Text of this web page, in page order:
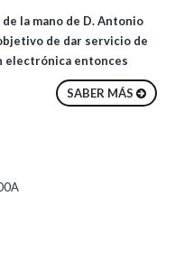
la mano de D. Antonio
de dar servicio de
electrónica entonces
SABER MÁS